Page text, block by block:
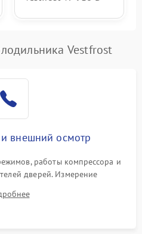
Vestfrost
внешний осмотр
работы компрессора и
дверей. Измерение
проверка термостата и
с электронного дисплея.